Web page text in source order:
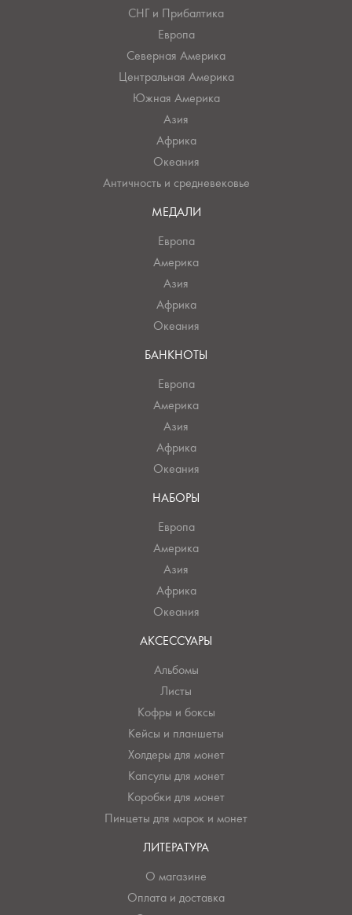
СНГ и Прибалтика
Европа
Северная Америка
Центральная Америка
Южная Америка
Азия
Африка
Океания
Античность и средневековье
МЕДАЛИ
Европа
Америка
Азия
Африка
Океания
БАНКНОТЫ
Европа
Америка
Азия
Африка
Океания
НАБОРЫ
Европа
Америка
Азия
Африка
Океания
АКСЕССУАРЫ
Альбомы
Листы
Кофры и боксы
Кейсы и планшеты
Холдеры для монет
Капсулы для монет
Коробки для монет
Пинцеты для марок и монет
ЛИТЕРАТУРА
О магазине
Оплата и доставка